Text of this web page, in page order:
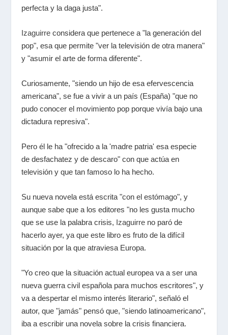
perfecta y la daga justa".
Izaguirre considera que pertenece a "la generación del
pop", esa que permite "ver la televisión de otra manera"
y "asumir el arte de forma diferente".
Curiosamente, "siendo un hijo de esa efervescencia
americana", se fue a vivir a un país (España) "que no
pudo conocer el movimiento pop porque vivía bajo una
dictadura represiva".
Pero él le ha "ofrecido a la 'madre patria' esa especie
de desfachatez y de descaro" con que actúa en
televisión y que tan famoso lo ha hecho.
Su nueva novela está escrita "con el estómago", y
aunque sabe que a los editores "no les gusta mucho
que se use la palabra crisis, Izaguirre no paró de
hacerlo ayer, ya que este libro es fruto de la difícil
situación por la que atraviesa Europa.
"Yo creo que la situación actual europea va a ser una
nueva guerra civil española para muchos escritores", y
va a despertar el mismo interés literario", señaló el
autor, que "jamás" pensó que, "siendo latinoamericano",
iba a escribir una novela sobre la crisis financiera.